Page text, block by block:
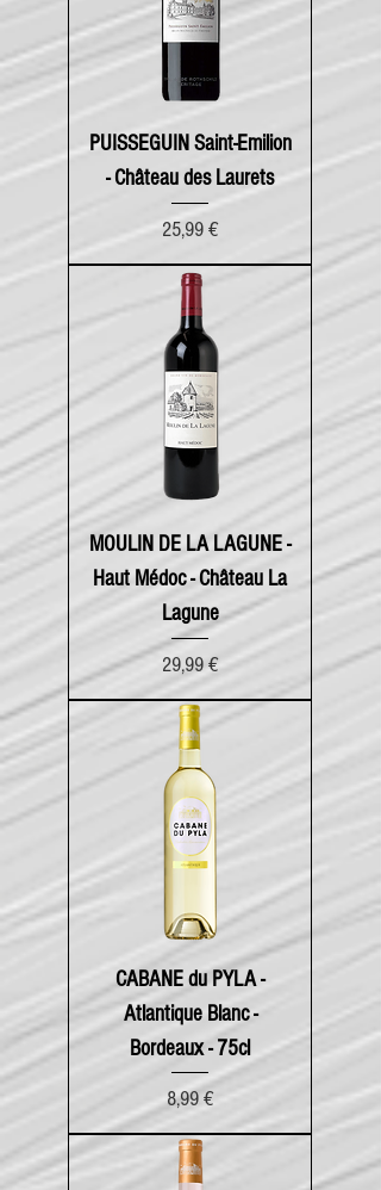
PUISSEGUIN Saint-Emilion
- Château des Laurets
Prix
25,99 €
MOULIN DE LA LAGUNE -
Haut Médoc - Château La
Lagune
Prix
29,99 €
CABANE du PYLA -
Atlantique Blanc -
Bordeaux - 75cl
Prix
8,99 €